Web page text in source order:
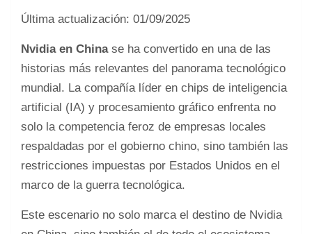
Última actualización: 01/09/2025
Nvidia en Chinase ha convertido en una de las
historias más relevantes del panorama tecnológico
mundial. La compañía líder en chips de inteligencia
artificial (IA) y procesamiento gráfico enfrenta no
solo la competencia feroz de empresas locales
respaldadas por el gobierno chino, sino también las
restricciones impuestas por Estados Unidos en el
marco de la guerra tecnológica.
Este escenario no solo marca el destino de Nvidia